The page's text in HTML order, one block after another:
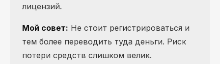
лицензий.
Мой совет: Не стоит регистрироваться и
тем более переводить туда деньги. Риск
потери средств слишком велик.